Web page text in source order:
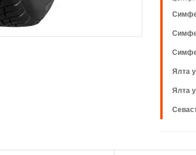
Ялта
Ялта